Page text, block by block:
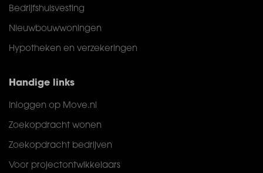
Bedrijfshuisvesting
Nieuwbouwwoningen
Hypotheken en verzekeringen
Handige links
Inloggen op Move.nl
Zoekopdracht wonen
Zoekopdracht bedrijven
Voor projectontwikkelaars